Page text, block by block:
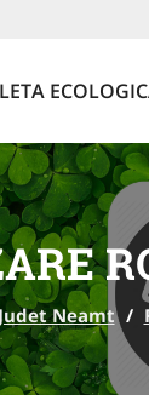
Neamt /